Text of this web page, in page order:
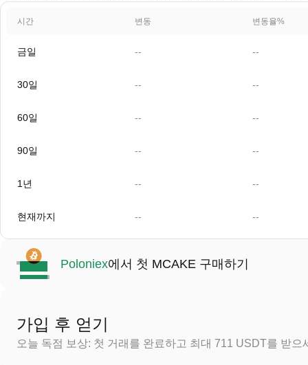
시간 변동 변동율%
금일 -- --
30일 -- --
60일 -- --
90일 -- --
1년 -- --
현재까지 -- --
Poloniex에서 첫 MCAKE 구매하기
가입 후 얻기
오늘 독점 보상: 첫 거래를 완료하고 최대 711 USDT를 받으